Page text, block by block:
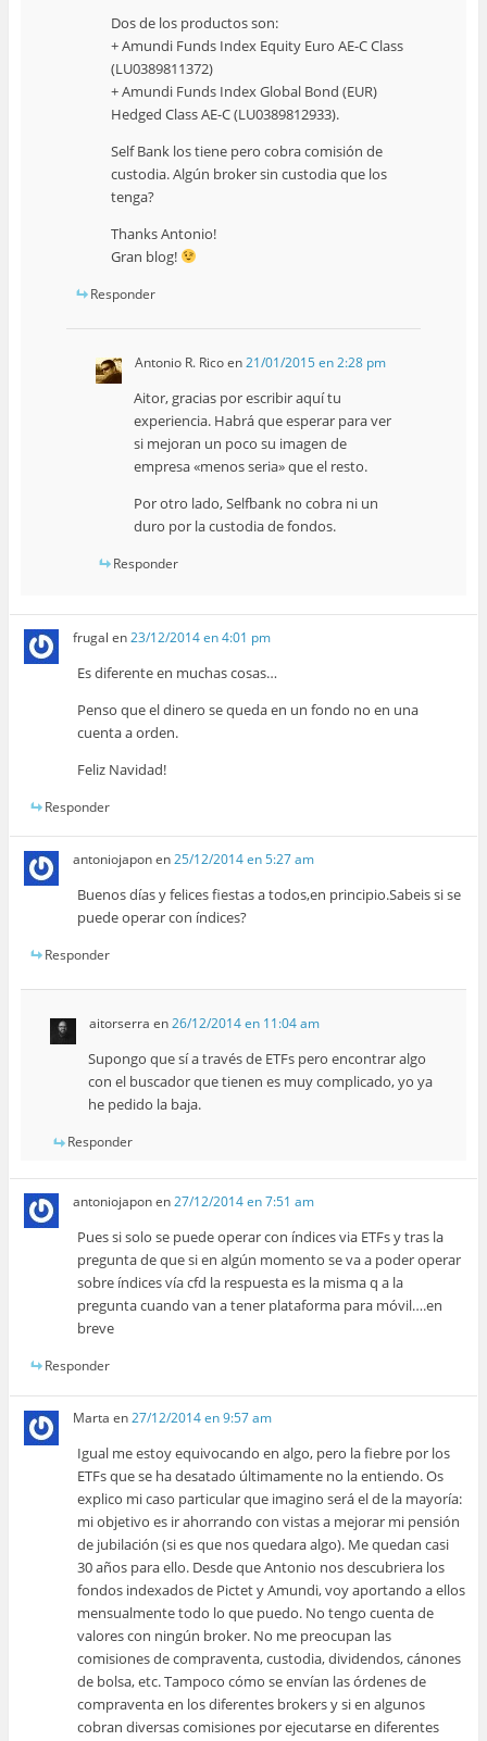
Dos de los productos son:
+ Amundi Funds Index Equity Euro AE-C Class
(LU0389811372)
+ Amundi Funds Index Global Bond (EUR)
Hedged Class AE-C (LU0389812933).
Self Bank los tiene pero cobra comisión de
custodia. Algún broker sin custodia que los
tenga?
Thanks Antonio!
Gran blog!
Responder
Antonio R. Ricoen21/01/2015 en 2:28 pm
Aitor, gracias por escribir aquí tu
experiencia. Habrá que esperar para ver
si mejoran un poco su imagen de
empresa «menos seria» que el resto.
Por otro lado, Selfbank no cobra ni un
duro por la custodia de fondos.
Responder
frugal en23/12/2014 en 4:01 pm
Es diferente en muchas cosas…
Penso que el dinero se queda en un fondo no en una
cuenta a orden.
Feliz Navidad!
Responder
antoniojaponen25/12/2014 en 5:27 am
Buenos días y felices fiestas a todos,en principio.Sabeis si se
puede operar con índices?
Responder
aitorserra en26/12/2014 en 11:04 am
Supongo que sí a través de ETFs pero encontrar algo
con el buscador que tienen es muy complicado, yo ya
he pedido la baja.
Responder
antoniojaponen27/12/2014 en 7:51 am
Pues si solo se puede operar con índices via ETFs y tras la
pregunta de que si en algún momento se va a poder operar
sobre índices vía cfd la respuesta es la misma q a la
pregunta cuando van a tener plataforma para móvil….en
breve
Responder
Marta en27/12/2014 en 9:57 am
Igual me estoy equivocando en algo, pero la fiebre por los
ETFs que se ha desatado últimamente no la entiendo. Os
explico mi caso particular que imagino será el de la mayoría:
mi objetivo es ir ahorrando con vistas a mejorar mi pensión
de jubilación (si es que nos quedara algo). Me quedan casi
30 años para ello. Desde que Antonio nos descubriera los
fondos indexados de Pictet y Amundi, voy aportando a ellos
mensualmente todo lo que puedo. No tengo cuenta de
valores con ningún broker. No me preocupan las
comisiones de compraventa, custodia, dividendos, cánones
de bolsa, etc. Tampoco cómo se envían las órdenes de
compraventa en los diferentes brokers y si en algunos
cobran diversas comisiones por ejecutarse en diferentes